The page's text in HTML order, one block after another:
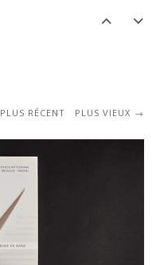
PLUS RÉCENT PLUS VIEUX